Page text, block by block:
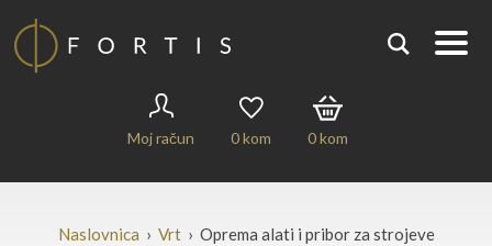
Moj račun 0kom 0kom
Naslovnica › Vrt› Oprema alati i pribor za strojeve